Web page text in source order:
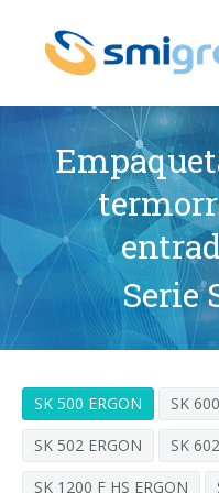
Quienes somos
Datos clave
Historia
Filiales
Governance
Corporate governance
Calidad, Medio Ambiente
General Data Protection
Sostenibilidad
rPET
Tapones anclados
LINEAS DE
Líneas completas
SOPLADORAS PARA
Postventa
Portal Smyzone
Media center
Serie
SK 500 ERGON SK
SK 502 ERGON
SK
SK 1200 F HS ERGON